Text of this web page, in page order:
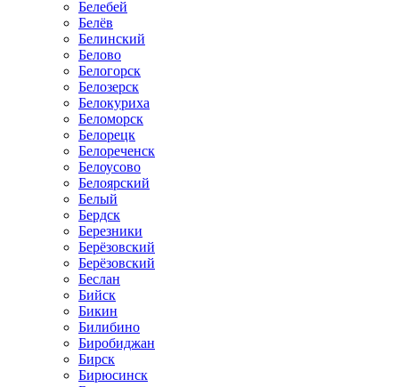
Белебей
Белёв
Белинский
Белово
Белогорск
Белозерск
Белокуриха
Беломорск
Белорецк
Белореченск
Белоусово
Белоярский
Белый
Бердск
Березники
Берёзовский
Берёзовский
Беслан
Бийск
Бикин
Билибино
Биробиджан
Бирск
Бирюсинск